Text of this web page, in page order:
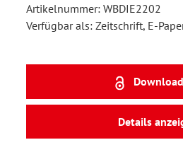
Artikelnummer: WBDIE2202
Verfügbar als: Zeitschrift, E-
Download
Details